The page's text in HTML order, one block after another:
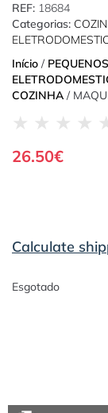
REF: 18684
Categorias:
Início / PEQUENOS
COZINHA /
★ ★ ★ ★
26.50€
Calculate
Esgotado